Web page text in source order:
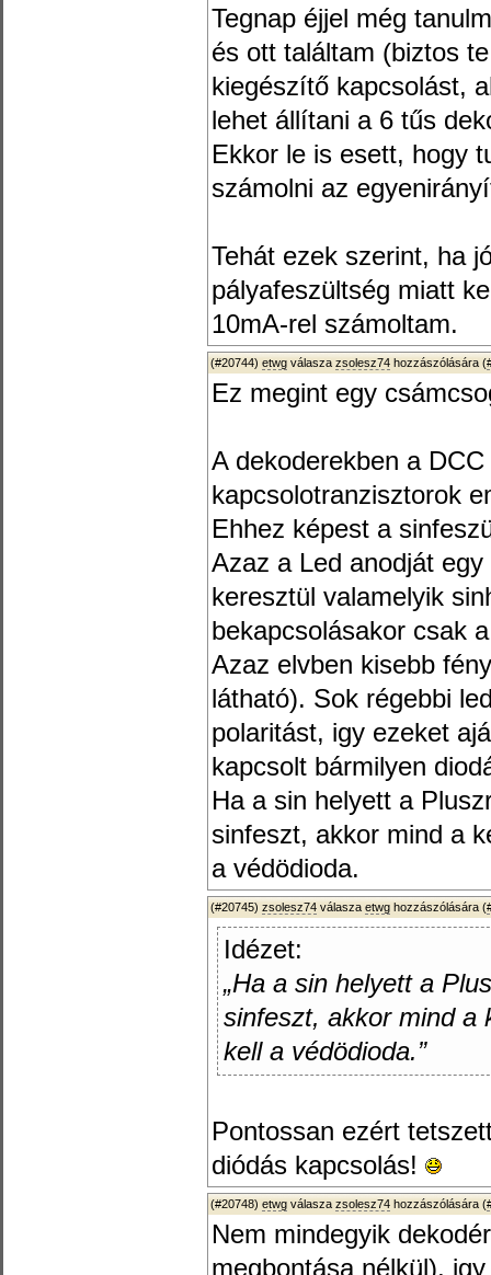
Tegnap éjjel még
és ott találtam (biztos
kiegészítő kapcsolást,
lehet állítani a 6 tűs
Ekkor le is esett, hogy
számolni az
Tehát ezek szerint, ha
pályafeszültség miatt
10mA-rel számoltam.
(#20744) etwg válasza zsolesz74 hozzászólására (
Ez megint egy
A dekoderekben a
kapcsolotranzisztorok
Ehhez képest a
Azaz a Led anodját
keresztül valamelyik
bekapcsolásakor csak
Azaz elvben kisebb
látható). Sok régebbi
polaritást, igy ezeket
kapcsolt bármilyen
Ha a sin helyett a
sinfeszt, akkor mind a
a védödioda.
(#20745) zsolesz74 válasza etwg hozzászólására (
Idézet:
„Ha a sin helyett a
sinfeszt, akkor mind a
kell a védödioda.”
Pontossan ezért
diódás kapcsolás!
(#20748) etwg válasza zsolesz74 hozzászólására (
Nem mindegyik
megbontása nélkül),